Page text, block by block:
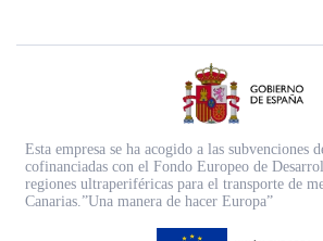
Esta empresa se ha acogido a las subvenciones
cofinanciadas con el Fondo Europeo de
regiones ultraperiféricas para el transporte de
Canarias.”Una manera de hacer Europa”